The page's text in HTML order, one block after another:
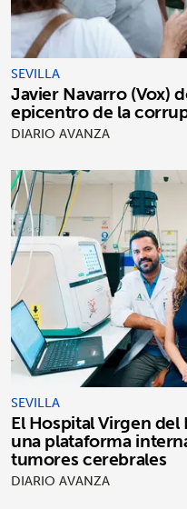
SEVILLA
Javier Navarro (Vox)
epicentro de la
DIARIO AVANZA
SEVILLA
El Hospital Virgen
una plataforma
tumores cerebrales
DIARIO AVANZA